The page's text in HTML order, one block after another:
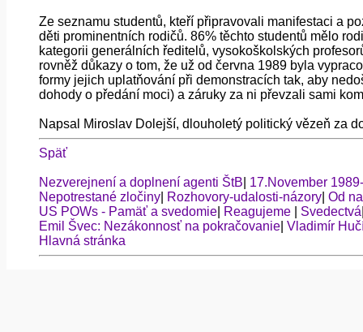
Ze seznamu studentů, kteří připravovali manifestaci a
děti prominentních rodičů. 86% těchto studentů mělo
kategorii generálních ředitelů, vysokoškolských
rovněž důkazy o tom, že už od června 1989 byla
formy jejich uplatňování při demonstracích tak, aby
dohody o předání moci) a záruky za ni převzali sami
Napsal Miroslav Dolejší, dlouholetý politický vězeň za
Späť
Nezverejnení a doplnení agenti ŠtB 17.November
Nepotrestané zločiny Rozhovory-udalosti-názory Od
US POWs - Pamäť a svedomie Reagujeme Svedectvá
Emil Švec: Nezákonnosť na pokračovanie Vladimír
Hlavná stránka